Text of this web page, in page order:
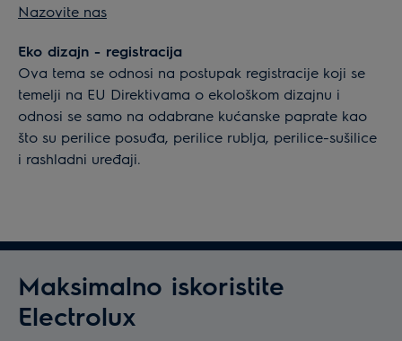
Nazovite nas
Eko dizajn - registracija
Ova tema se odnosi na postupak registracije koji se
temelji na EU Direktivama o ekološkom dizajnu i
odnosi se samo na odabrane kućanske paprate kao
što su perilice posuđa, perilice rublja, perilice-sušilice
i rashladni uređaji.
Maksimalno iskoristite
Electrolux